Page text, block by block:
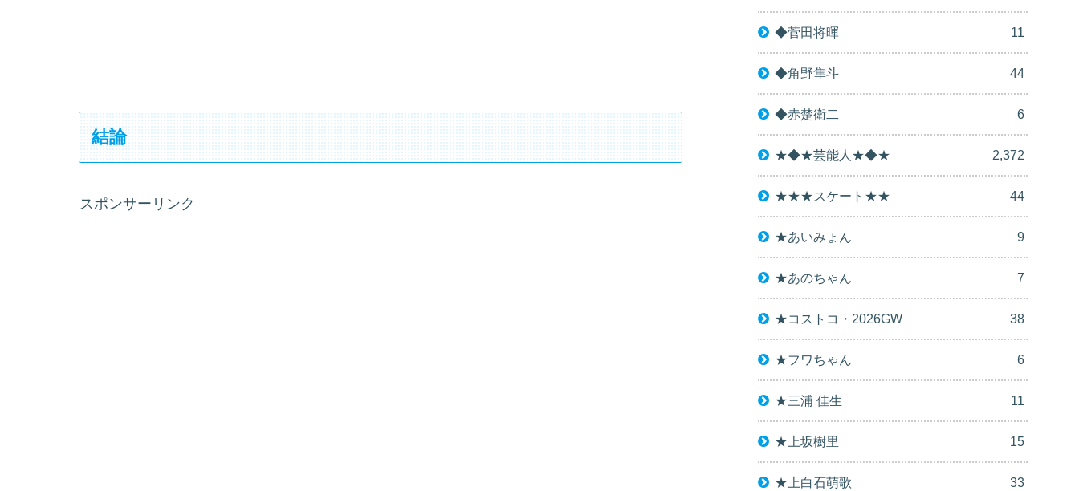
結論
スポンサーリンク
◆菅田将暉 11
◆角野隼斗 44
◆赤楚衛二 6
★◆★芸能人★◆★ 2,372
★★★スケート★★ 44
★あいみょん 9
★あのちゃん 7
★コストコ・2026GW 38
★フワちゃん 6
★三浦 佳生 11
★上坂樹里 15
★上白石萌歌 33